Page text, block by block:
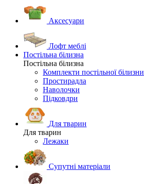
Аксесуари
Лофт меблі
Постільна білизна
Постільна білизна
Комплекти постільної білизни
Простирадла
Наволочки
Підковдри
Для тварин
Для тварин
Лежаки
Супутні матеріали